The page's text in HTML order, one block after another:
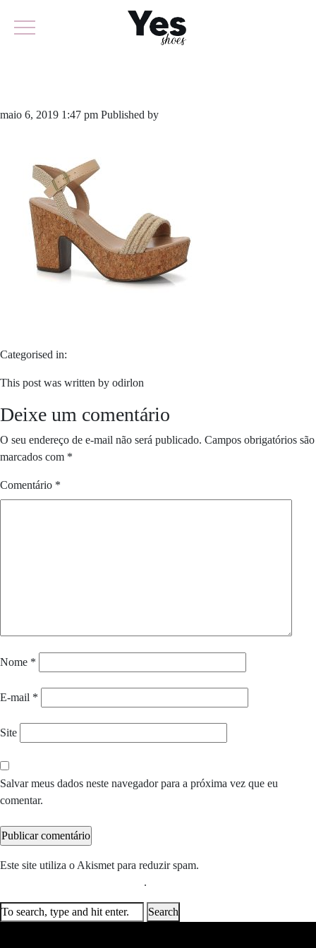
maio 6, 2019 1:47 pm Published by
Categorised in:
This post was written by odirlon
Deixe um comentário
O seu endereço de e-mail não será publicado. Campos obrigatórios são
marcados com *
Comentário *
Nome *
E-mail *
Site
Salvar meus dados neste navegador para a próxima vez que eu
comentar.
Este site utiliza o Akismet para reduzir spam.
.
Search